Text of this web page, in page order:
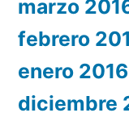
marzo
febrero
enero 2016
diciembre